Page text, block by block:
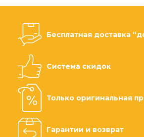
Бесплатная доставка
Система скидок
Только оригинальная
Гарантии и возврат